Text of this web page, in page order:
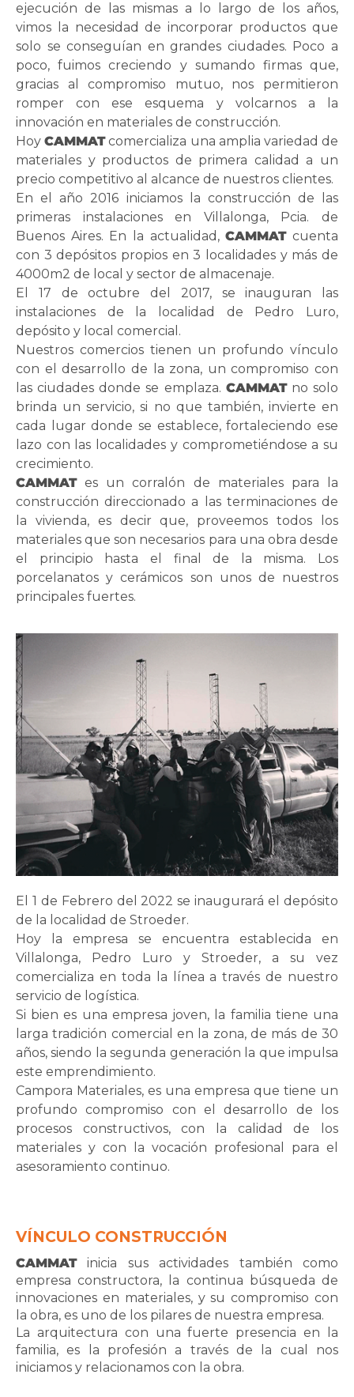
ejecución de las mismas a lo largo de los años,
vimos la necesidad de incorporar productos que
solo se conseguían en grandes ciudades. Poco a
poco, fuimos creciendo y sumando firmas que,
gracias al compromiso mutuo, nos permitieron
romper con ese esquema y volcarnos a la
innovación en materiales de construcción.
HoyCAMMATcomercializa una amplia variedad de
materiales y productos de primera calidad a un
precio competitivo al alcance de nuestros clientes.
En el año 2016 iniciamos la construcción de las
primeras instalaciones en Villalonga, Pcia. de
Buenos Aires. En la actualidad,CAMMATcuenta
con 3 depósitos propios en 3 localidades y más de
4000m2 de local y sector de almacenaje.
El 17 de octubre del 2017, se inauguran las
instalaciones de la localidad de Pedro Luro,
depósito y local comercial.
Nuestros comercios tienen un profundo vínculo
con el desarrollo de la zona, un compromiso con
las ciudades donde se emplaza. CAMMATno solo
brinda un servicio, si no que también, invierte en
cada lugar donde se establece, fortaleciendo ese
lazo con las localidades y comprometiéndose a su
crecimiento.
CAMMATes un corralón de materiales para la
construcción direccionado a las terminaciones de
la vivienda, es decir que, proveemos todos los
materiales que son necesarios para una obra desde
el principio hasta el final de la misma. Los
porcelanatos y cerámicos son unos de nuestros
principales fuertes.
El 1 de Febrero del 2022 se inaugurará el depósito
de la localidad de Stroeder.
Hoy la empresa se encuentra establecida en
Villalonga, Pedro Luro y Stroeder, a su vez
comercializa en toda la línea a través de nuestro
servicio de logística.
Si bien es una empresa joven, la familia tiene una
larga tradición comercial en la zona, de más de 30
años, siendo la segunda generación la que impulsa
este emprendimiento.
Campora Materiales, es una empresa que tiene un
profundo compromiso con el desarrollo de los
procesos constructivos, con la calidad de los
materiales y con la vocación profesional para el
asesoramiento continuo.
VÍNCULO CONSTRUCCIÓN
CAMMATinicia sus actividades también como
empresa constructora, la continua búsqueda de
innovaciones en materiales, y su compromiso con
la obra, es uno de los pilares de nuestra empresa.
La arquitectura con una fuerte presencia en la
familia, es la profesión a través de la cual nos
iniciamos y relacionamos con la obra.